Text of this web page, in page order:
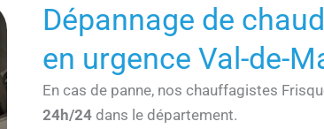
Dépannage de
en urgence Val-de-
En cas de panne, nos chauffagistes
24h/24 dans le département.